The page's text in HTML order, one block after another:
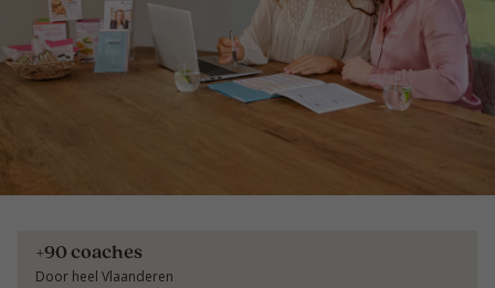
+90 coaches
Door heel Vlaanderen